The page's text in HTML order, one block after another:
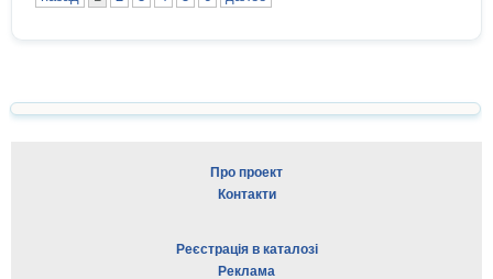
Про проект
Контакти
Реєстрація в каталозі
Реклама